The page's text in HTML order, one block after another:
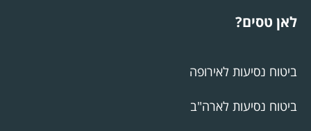
לאן טסים?
ביטוח נסיעות לאירופה
ביטוח נסיעות לארה"ב